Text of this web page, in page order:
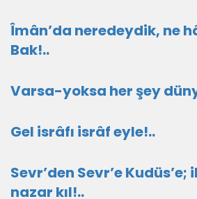
Îmân’da neredeydik, ne
Bak!..
Varsa-yoksa her şey
Gel isrâfı isrâf eyle!..
Sevr’den Sevr’e
nazar kıl!..